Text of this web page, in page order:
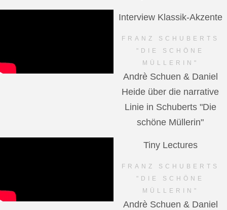
Interview Klassik-Akzente
FRANZ SCHUBERTS
"DIE SCHÖNE
MÜLLERIN"
Andrè Schuen & Daniel
Heide über die narrative
Linie in Schuberts "Die
schöne Müllerin"
Tiny Lectures
FRANZ SCHUBERTS
"DIE SCHÖNE
MÜLLERIN"
Andrè Schuen & Daniel